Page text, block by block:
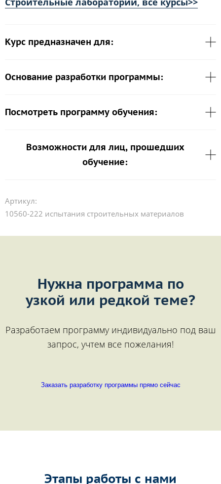
Курс предназначен для:
Основание разработки программы:
Посмотреть программу обучения:
Возможности для лиц, прошедших
обучение:
Артикул:
10560-222 испытания строительных материалов
Нужна программа по
узкой или редкой теме?
Разработаем программу индивидуально под ваш
запрос, учтем все пожелания!
Заказать разработку программы прямо сейчас
Этапы работы с нами